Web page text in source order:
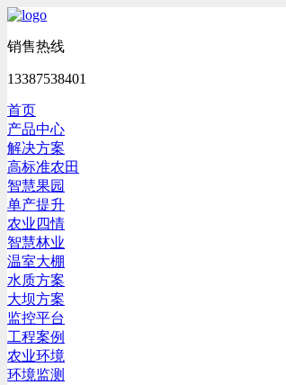
销售热线
13387538401
首页
产品中心
解决方案
高标准农田
智慧果园
单产提升
农业四情
智慧林业
温室大棚
水质方案
大坝方案
监控平台
工程案例
农业环境
环境监测